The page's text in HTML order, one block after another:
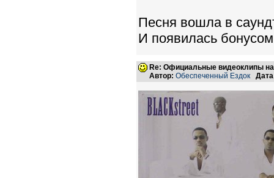
Песня вошла в
И появилась
Re: Официальные видеоклипы
Автор: Обеспеченный Ездок